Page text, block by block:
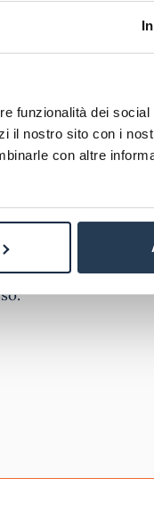
funzionalità dei
il nostro sito con i
con altre
almeno trenta
Inoltre, è
passaporto, che
specifici, come
una formazione di
gli studi
come
e compagni di